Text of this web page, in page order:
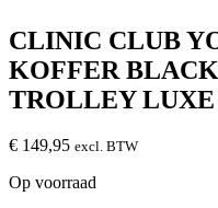
CLINIC CLUB
KOFFER
TROLLEY
€ 149,95 excl. BTW
Op voorraad